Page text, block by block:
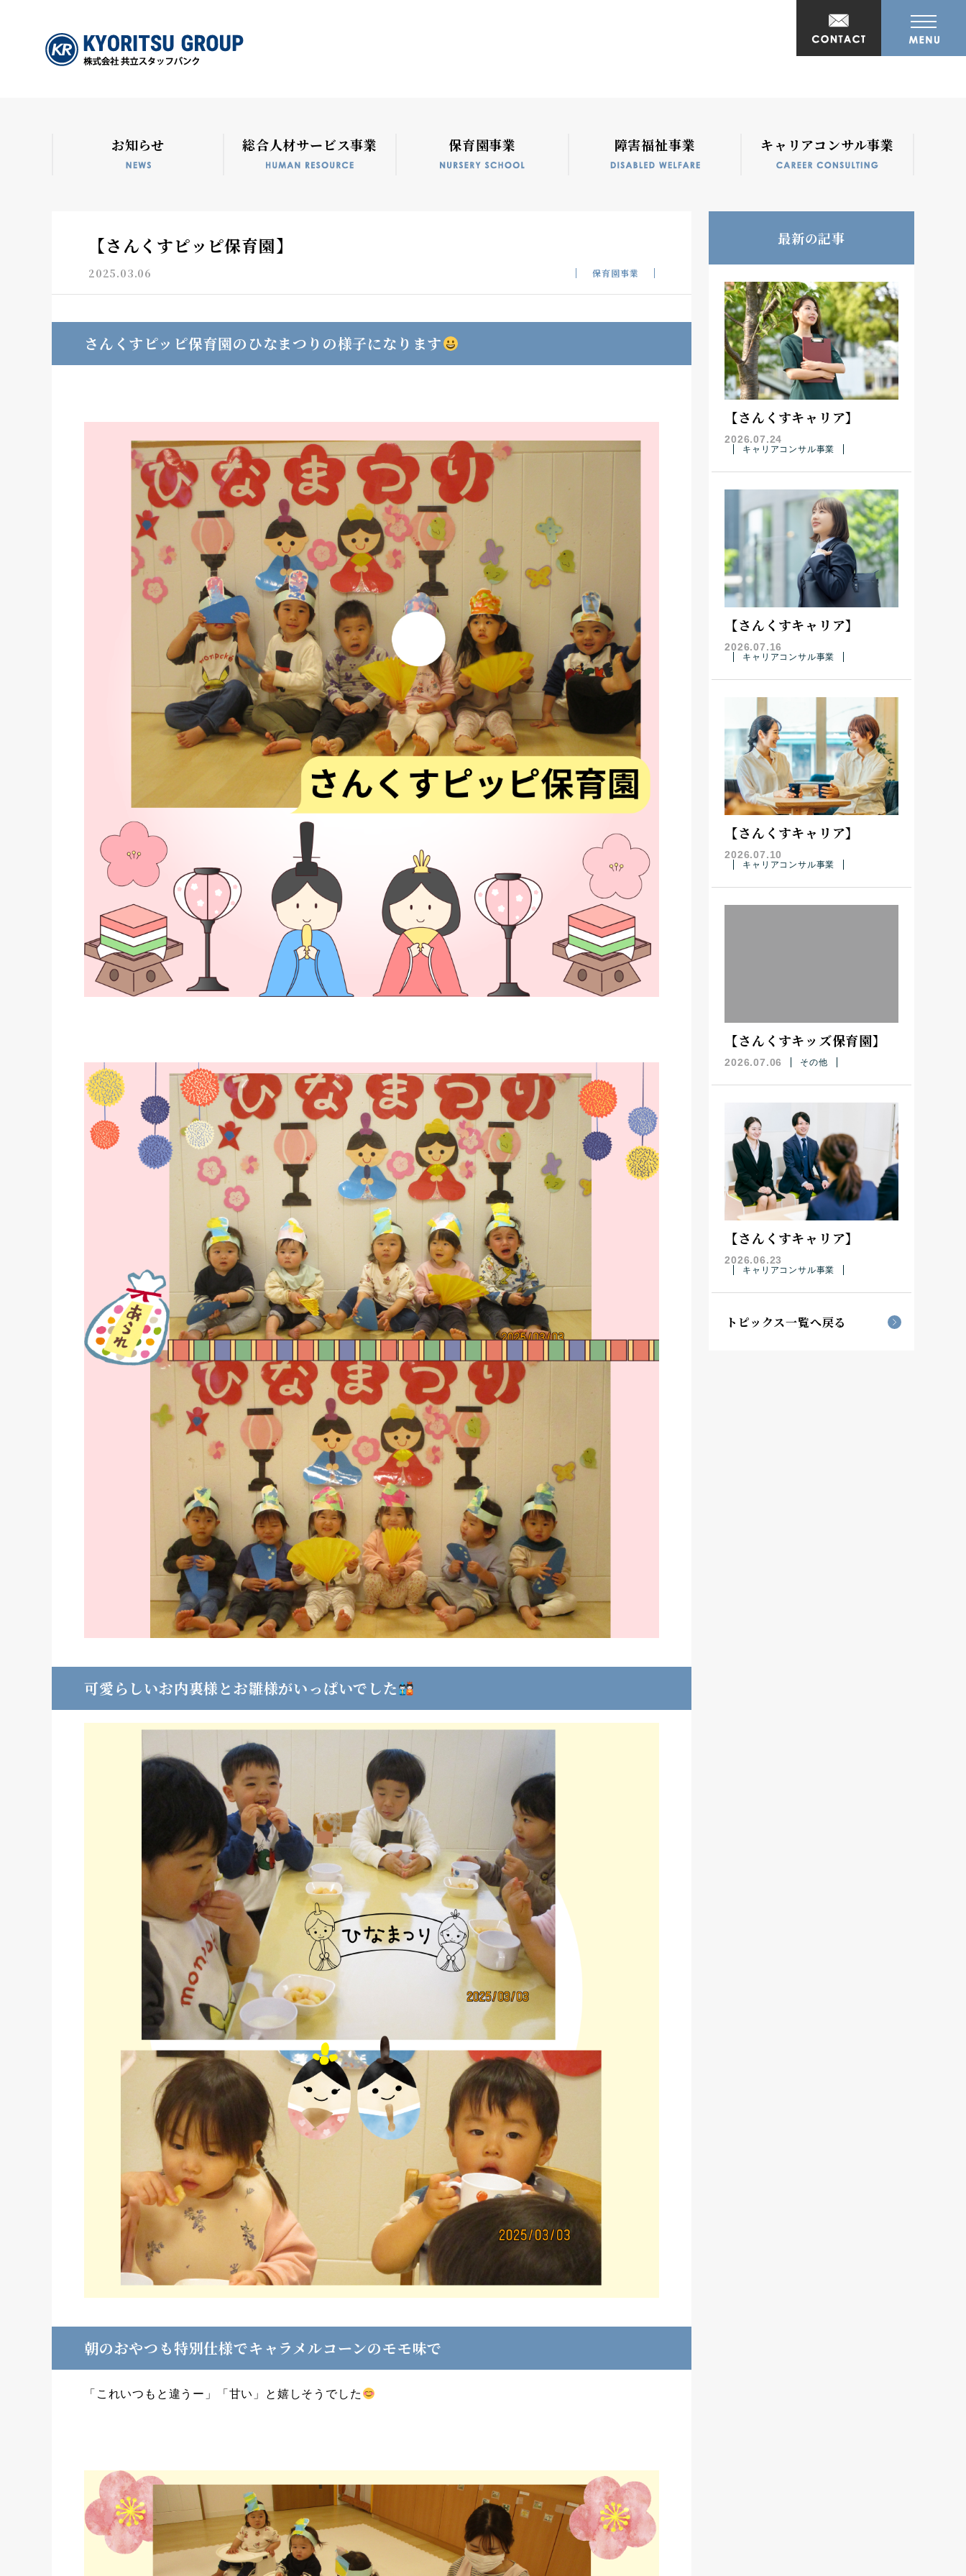
お知らせ 総合人材サービス事業 保育園事業 障害福祉事業 キャリアコンサル事業
【さんくすピッピ保育園】
2025.03.06 保育園事業
さんくすピッピ保育園のひなまつりの様子になります
可愛らしいお内裏様とお雛様がいっぱいでした
朝のおやつも特別仕様でキャラメルコーンのモモ味で
「これいつもと違うー」「甘い」と嬉しそうでした
最新の記事
【さんくすキャリア】
2026.07.24
キャリアコンサル事業
【さんくすキャリア】
2026.07.16
キャリアコンサル事業
【さんくすキャリア】
2026.07.10
キャリアコンサル事業
【さんくすキッズ保育園】
2026.07.06 その他
【さんくすキャリア】
2026.06.23
キャリアコンサル事業
トピックス一覧へ戻る